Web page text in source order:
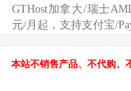
GTHost加拿大/瑞士
元/月起，支持支付宝/
本站不销售产品、不代购、